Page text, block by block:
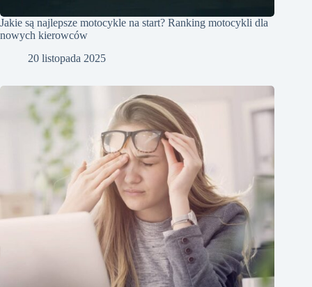
Jakie są najlepsze motocykle na start? Ranking motocykli dla
nowych kierowców
20 listopada 2025